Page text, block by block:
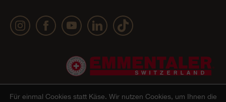
Für einmal Cookies statt Käse. Wir nutzen Cookies, um Ihnen die